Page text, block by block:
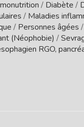
/ Diabète /
/ Maladies
/ Personnes âgées /
(Néophobie) /
RGO,